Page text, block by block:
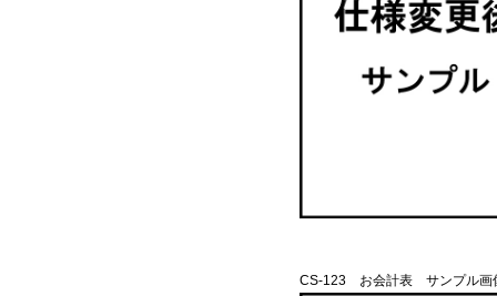
CS-123 お会計表 サンプル画